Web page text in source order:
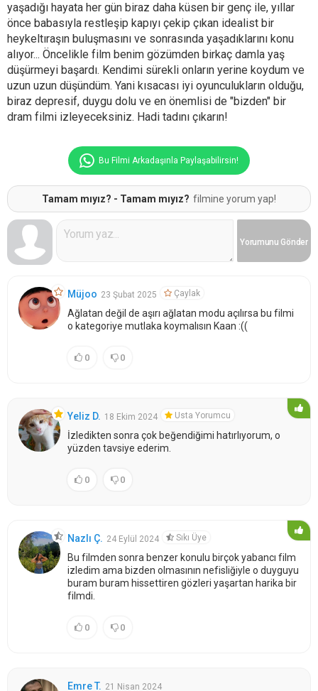
yaşadığı hayata her gün biraz daha küsen bir genç ile, yıllar
önce babasıyla restleşip kapıyı çekip çıkan idealist bir
heykeltıraşın buluşmasını ve sonrasında yaşadıklarını konu
alıyor... Öncelikle film benim gözümden birkaç damla yaş
düşürmeyi başardı. Kendimi sürekli onların yerine koydum ve
uzun uzun düşündüm. Yani kısacası iyi oyunculukların olduğu,
biraz depresif, duygu dolu ve en önemlisi de "bizden" bir
dram filmi izleyeceksiniz. Hadi tadını çıkarın!
Bu Filmi Arkadaşınla Paylaşabilirsin!
Tamam mıyız? - Tamam mıyız? filmine yorum yap!
Yorumunu Gönder
Müjoo 23 Şubat 2025 Çaylak
Ağlatan değil de aşırı ağlatan modu açılırsa bu filmi
o kategoriye mutlaka koymalısın Kaan :((
0 0
Yeliz D. 18 Ekim 2024 Usta Yorumcu
İzledikten sonra çok beğendiğimi hatırlıyorum, o
yüzden tavsiye ederim.
0 0
Nazlı Ç. 24 Eylül 2024 Sıkı Üye
Bu filmden sonra benzer konulu birçok yabancı film
izledim ama bizden olmasının nefisliğiyle o duyguyu
buram buram hissettiren gözleri yaşartan harika bir
filmdi.
0 0
Emre T. 21 Nisan 2024